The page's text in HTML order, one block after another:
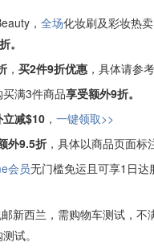
， 全场化妆刷及彩妆热卖
。
， 买2件9折优惠 ，具体请参
买满3件商品享受额外9折。
立减$10 ， 一键领取>>
外9.5折 ，具体以商品页面标
会员无门槛免运且可享1日达
新西兰，需购物车测试，不
试。